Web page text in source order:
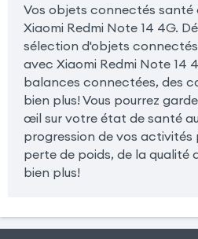
Vos objets connectés
Xiaomi Redmi Note 14 4G.
sélection d'objets
avec Xiaomi Redmi Note 14
balances connectées, des
bien plus! Vous pourrez
œil sur votre état de santé
progression de vos activités
perte de poids, de la qualité
bien plus!